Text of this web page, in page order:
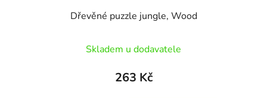
Dřevěné puzzle jungle, Wood
Skladem u dodavatele
263 Kč